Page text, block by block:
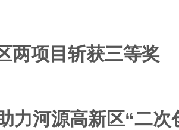
两项目斩获三等奖
力河源高新区“二次